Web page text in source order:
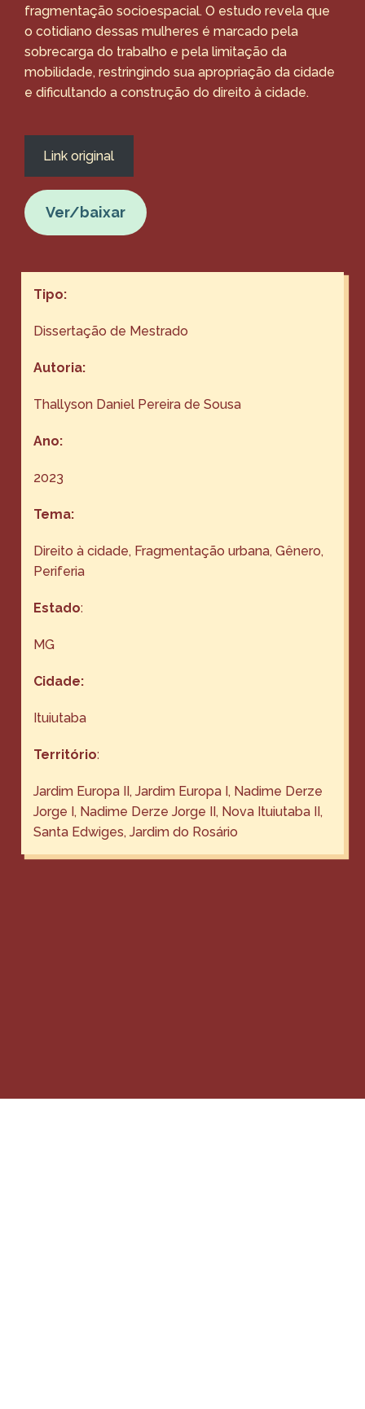
fragmentação socioespacial. O estudo revela que
o cotidiano dessas mulheres é marcado pela
sobrecarga do trabalho e pela limitação da
mobilidade, restringindo sua apropriação da cidade
e dificultando a construção do direito à cidade.
Link original
Ver/baixar
Tipo:
Dissertação de Mestrado
Autoria:
Thallyson Daniel Pereira de Sousa
Ano:
2023
Tema:
Direito à cidade, Fragmentação urbana, Gênero
Periferia
Estado:
MG
Cidade:
Ituiutaba
Território:
Jardim Europa II, Jardim Europa I, Nadime Derze
Jorge I, Nadime Derze Jorge II, Nova Ituiutaba II,
Santa Edwiges, Jardim do Rosário